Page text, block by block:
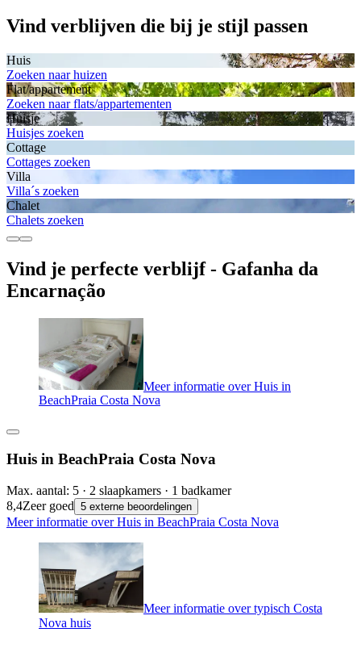
Vind verblijven die bij je stijl passen
Huis
Zoeken naar huizen
Flat/appartement
Zoeken naar flats/appartementen
Huisje
Huisjes zoeken
Cottage
Cottages zoeken
Villa
Villa´s zoeken
Chalet
Chalets zoeken
Vind je perfecte verblijf - Gafanha da
Encarnação
Meer informatie over Huis in
BeachPraia Costa Nova
Huis in BeachPraia Costa Nova
Max. aantal: 5 · 2 slaapkamers · 1 badkamer
8,4Zeer goed 5 externe beoordelingen
Meer informatie over Huis in BeachPraia Costa Nova
Meer informatie over typisch Costa
Nova huis